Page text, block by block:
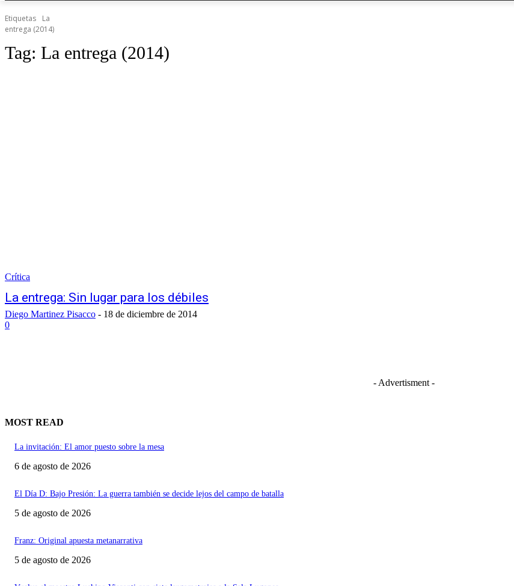
Etiquetas
La
entrega (2014)
Tag: La entrega (2014)
Crítica
La entrega: Sin lugar para los débiles
Diego Martinez Pisacco - 18 de diciembre de 2014
0
- Advertisment -
MOST READ
La invitación: El amor puesto sobre la mesa
6 de agosto de 2026
El Día D: Bajo Presión: La guerra también se decide lejos del campo de batalla
5 de agosto de 2026
Franz: Original apuesta metanarrativa
5 de agosto de 2026